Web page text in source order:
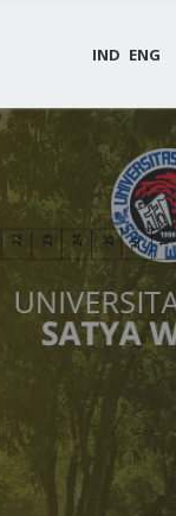
IND ENG